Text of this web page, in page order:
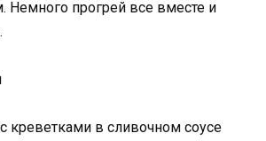
Немного прогрей все вместе и
креветками в сливочном соусе